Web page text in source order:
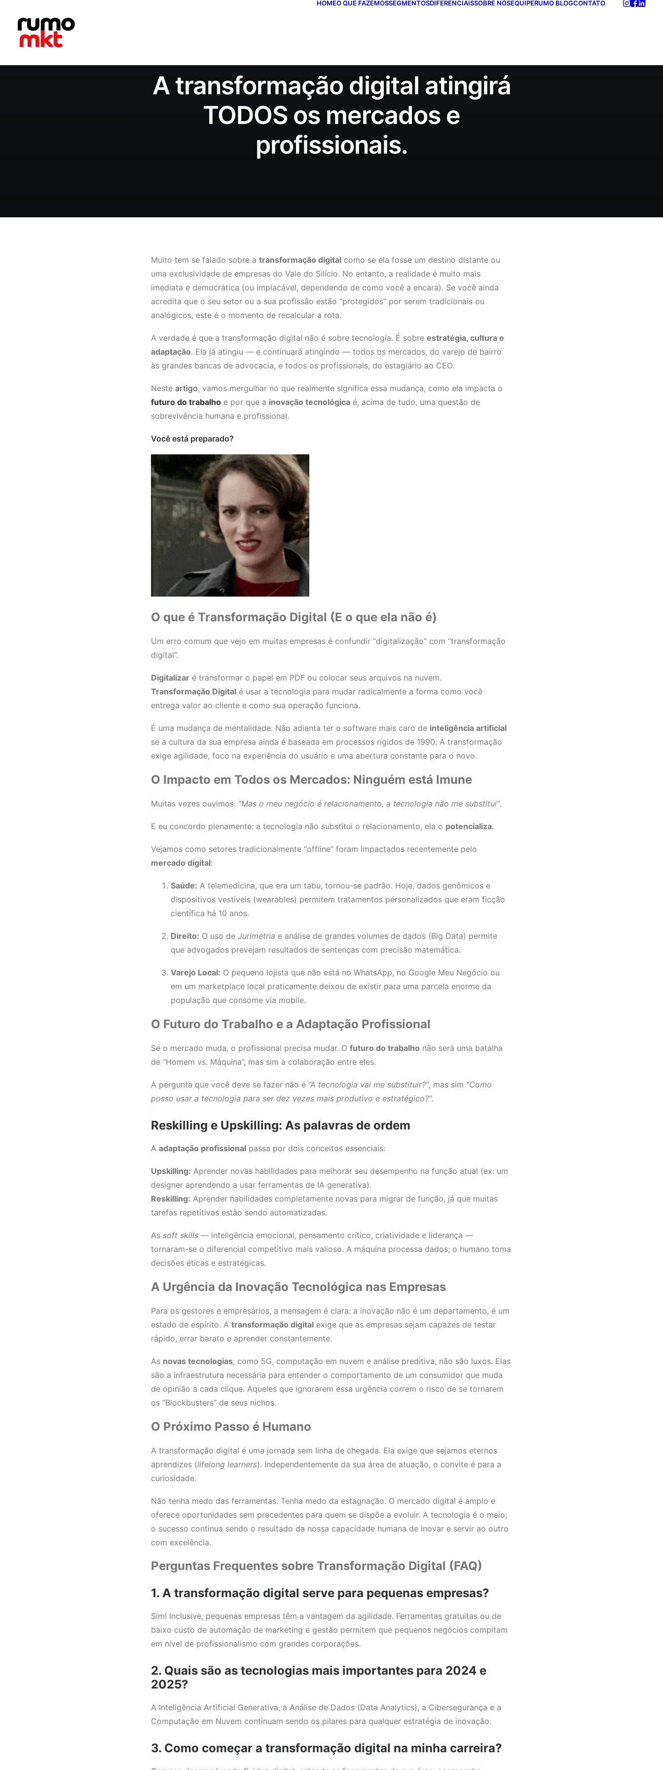
HOMEO QUE FAZEMOSSEGMENTOSDIFERENCIAISSOBRE NÓSEQUIPERUMO BLOGCONTATO
A transformação digital atingirá
TODOS os mercados e
profissionais.
Muito tem se falado sobre a transformação digital como se ela fosse um destino distante ou
uma exclusividade de empresas do Vale do Silício. No entanto, a realidade é muito mais
imediata e democrática (ou implacável, dependendo de como você a encara). Se você ainda
acredita que o seu setor ou a sua profissão estão “protegidos” por serem tradicionais ou
analógicos, este é o momento de recalcular a rota.
A verdade é que a transformação digital não é sobre tecnologia. É sobre estratégia, cultura e
adaptação. Ela já atingiu — e continuará atingindo — todos os mercados, do varejo de bairro
às grandes bancas de advocacia, e todos os profissionais, do estagiário ao CEO.
Neste artigo, vamos mergulhar no que realmente significa essa mudança, como ela impacta o
futuro do trabalho e por que a inovação tecnológica é, acima de tudo, uma questão de
sobrevivência humana e profissional.
Você está preparado?
O que é Transformação Digital (E o que ela não é)
Um erro comum que vejo em muitas empresas é confundir “digitalização” com “transformação
digital”.
Digitalizar é transformar o papel em PDF ou colocar seus arquivos na nuvem.
Transformação Digital é usar a tecnologia para mudar radicalmente a forma como você
entrega valor ao cliente e como sua operação funciona.
É uma mudança de mentalidade. Não adianta ter o software mais caro de inteligência artificial
se a cultura da sua empresa ainda é baseada em processos rígidos de 1990. A transformação
exige agilidade, foco na experiência do usuário e uma abertura constante para o novo.
O Impacto em Todos os Mercados: Ninguém está Imune
Muitas vezes ouvimos: “Mas o meu negócio é relacionamento, a tecnologia não me substitui”.
E eu concordo plenamente: a tecnologia não substitui o relacionamento, ela o potencializa.
Vejamos como setores tradicionalmente “offline” foram impactados recentemente pelo
mercado digital:
Saúde: A telemedicina, que era um tabu, tornou-se padrão. Hoje, dados genômicos e
dispositivos vestíveis (wearables) permitem tratamentos personalizados que eram ficção
científica há 10 anos.
Direito: O uso de Jurimetria e análise de grandes volumes de dados (Big Data) permite
que advogados prevejam resultados de sentenças com precisão matemática.
Varejo Local: O pequeno lojista que não está no WhatsApp, no Google Meu Negócio ou
em um marketplace local praticamente deixou de existir para uma parcela enorme da
população que consome via mobile.
O Futuro do Trabalho e a Adaptação Profissional
Se o mercado muda, o profissional precisa mudar. O futuro do trabalho não será uma batalha
de “Homem vs. Máquina”, mas sim a colaboração entre eles.
A pergunta que você deve se fazer não é “A tecnologia vai me substituir?”, mas sim “Como
posso usar a tecnologia para ser dez vezes mais produtivo e estratégico?”.
Reskilling e Upskilling: As palavras de ordem
A adaptação profissional passa por dois conceitos essenciais:
Upskilling: Aprender novas habilidades para melhorar seu desempenho na função atual (ex: um
designer aprendendo a usar ferramentas de IA generativa).
Reskilling: Aprender habilidades completamente novas para migrar de função, já que muitas
tarefas repetitivas estão sendo automatizadas.
As soft skills — inteligência emocional, pensamento crítico, criatividade e liderança —
tornaram-se o diferencial competitivo mais valioso. A máquina processa dados; o humano toma
decisões éticas e estratégicas.
A Urgência da Inovação Tecnológica nas Empresas
Para os gestores e empresários, a mensagem é clara: a inovação não é um departamento, é um
estado de espírito. A transformação digital exige que as empresas sejam capazes de testar
rápido, errar barato e aprender constantemente.
As novas tecnologias, como 5G, computação em nuvem e análise preditiva, não são luxos. Elas
são a infraestrutura necessária para entender o comportamento de um consumidor que muda
de opinião a cada clique. Aqueles que ignorarem essa urgência correm o risco de se tornarem
os “Blockbusters” de seus nichos.
O Próximo Passo é Humano
A transformação digital é uma jornada sem linha de chegada. Ela exige que sejamos eternos
aprendizes (lifelong learners). Independentemente da sua área de atuação, o convite é para a
curiosidade.
Não tenha medo das ferramentas. Tenha medo da estagnação. O mercado digital é amplo e
oferece oportunidades sem precedentes para quem se dispõe a evoluir. A tecnologia é o meio;
o sucesso continua sendo o resultado da nossa capacidade humana de inovar e servir ao outro
com excelência.
Perguntas Frequentes sobre Transformação Digital (FAQ)
1. A transformação digital serve para pequenas empresas?
Sim! Inclusive, pequenas empresas têm a vantagem da agilidade. Ferramentas gratuitas ou de
baixo custo de automação de marketing e gestão permitem que pequenos negócios compitam
em nível de profissionalismo com grandes corporações.
2. Quais são as tecnologias mais importantes para 2024 e
2025?
A Inteligência Artificial Generativa, a Análise de Dados (Data Analytics), a Cibersegurança e a
Computação em Nuvem continuam sendo os pilares para qualquer estratégia de inovação.
3. Como começar a transformação digital na minha carreira?